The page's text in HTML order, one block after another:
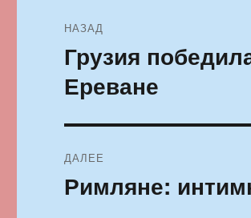
по
записям
НАЗАД
Предыдущая
запись:
Грузия
Ереване
ДАЛЕЕ
Следующая
Римляне: